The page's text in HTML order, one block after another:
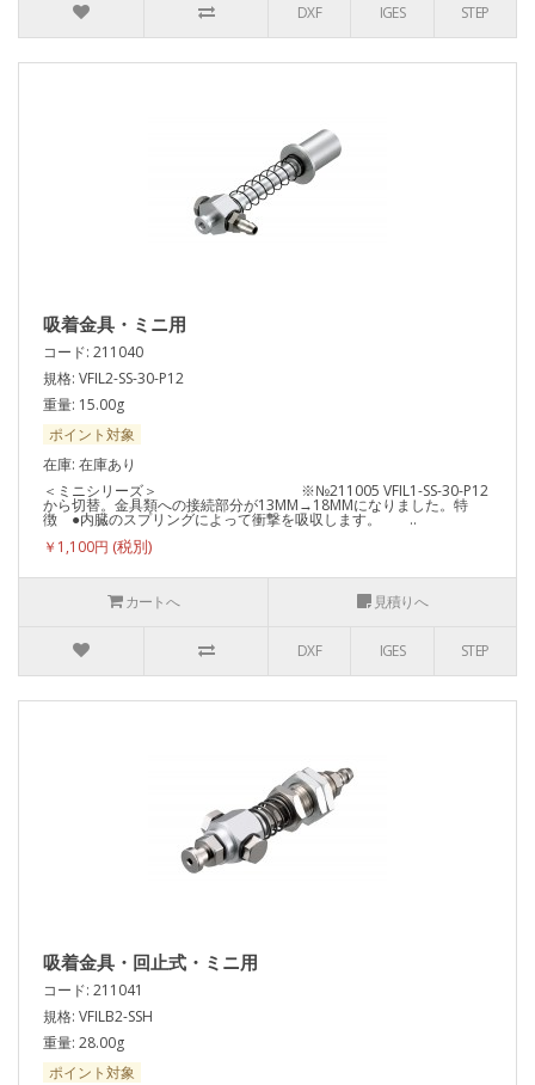
DXF IGES STEP
吸着金具・ミニ用
コード: 211040
規格: VFIL2-SS-30-P12
重量: 15.00g
ポイント対象
在庫: 在庫あり
＜ミニシリーズ＞ ※№211005 VFIL1-SS-30-P12
から切替。金具類への接続部分が13MM→18MMになりました。特
徴 ●内臓のスプリングによって衝撃を吸収します。 ..
￥1,100円
カートへ 見積りへ
DXF IGES STEP
吸着金具・回止式・ミニ用
コード: 211041
規格: VFILB2-SSH
重量: 28.00g
ポイント対象